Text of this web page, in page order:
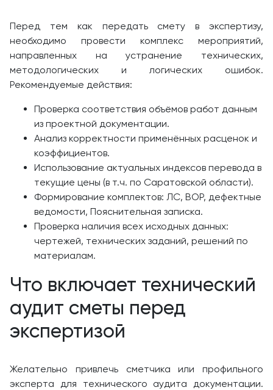
Перед тем как передать смету в экспертизу,
необходимо провести комплекс мероприятий,
направленных на устранение технических,
методологических и логических ошибок.
Рекомендуемые действия:
Проверка соответствия объёмов работ данным
из проектной документации.
Анализ корректности применённых расценок и
коэффициентов.
Использование актуальных индексов перевода в
текущие цены (в т.ч. по Саратовской области).
Формирование комплектов: ЛС, ВОР, дефектные
ведомости, Пояснительная записка.
Проверка наличия всех исходных данных:
чертежей, технических заданий, решений по
материалам.
Что включает технический
аудит сметы перед
экспертизой
Желательно привлечь сметчика или профильного
эксперта для технического аудита документации.